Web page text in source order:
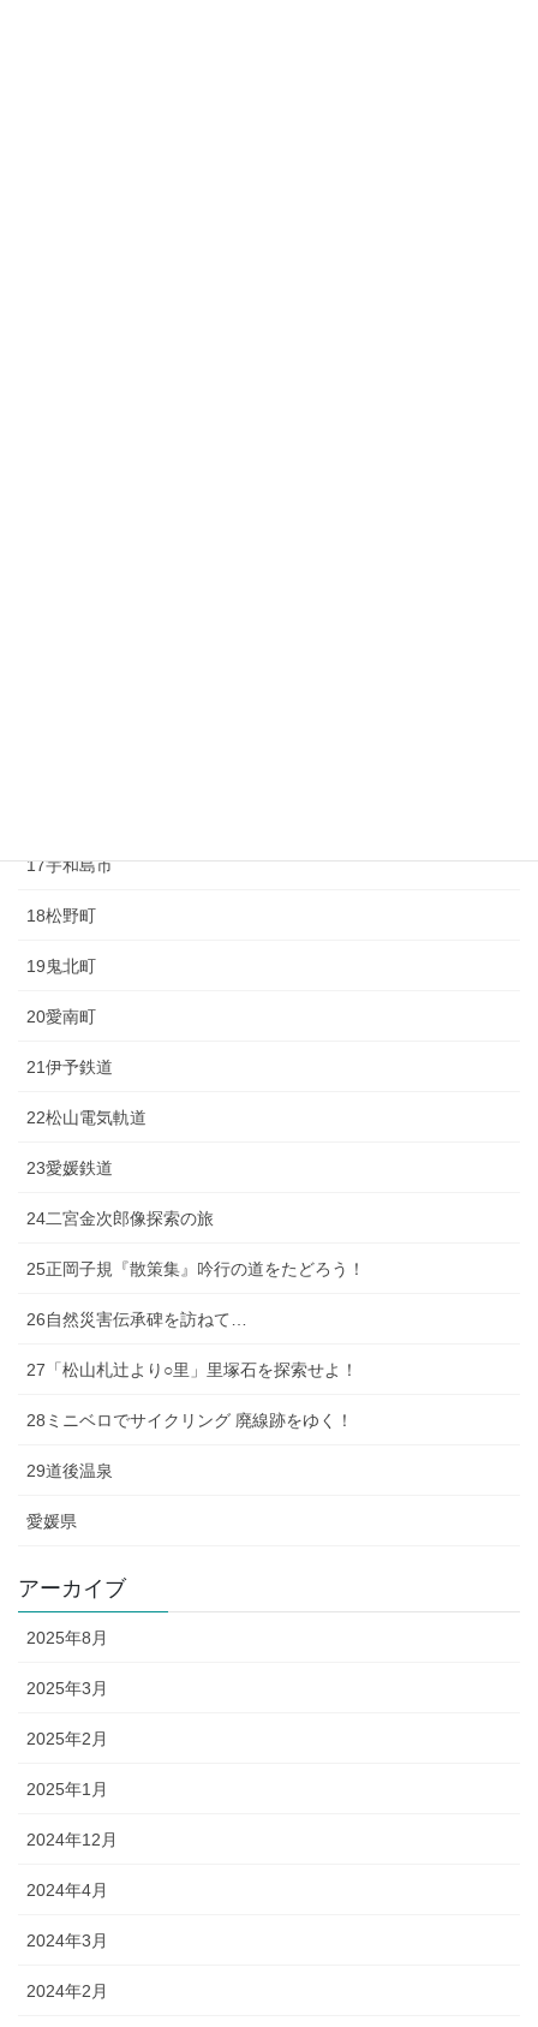
17宇和島市
18松野町
19鬼北町
20愛南町
21伊予鉄道
22松山電気軌道
23愛媛鉄道
24二宮金次郎像探索の旅
25正岡子規『散策集』吟行の道をたどろう！
26自然災害伝承碑を訪ねて…
27「松山札辻より○里」里塚石を探索せよ！
28ミニベロでサイクリング 廃線跡をゆく！
29道後温泉
愛媛県
アーカイブ
2025年8月
2025年3月
2025年2月
2025年1月
2024年12月
2024年4月
2024年3月
2024年2月